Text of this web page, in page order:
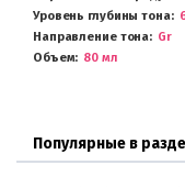
Уровень глубины тона
Направление тона
Gr
Объем
80 мл
Популярные в